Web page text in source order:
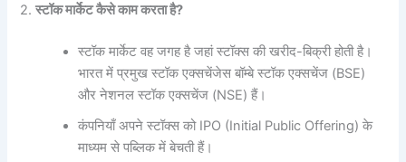
2.स्टॉक मार्केट कैसे काम करता है?
स्टॉक मार्केट वह जगह है जहां स्टॉक्स की खरीद-बिक्री होती है।
भारत में प्रमुख स्टॉक एक्सचेंजेस बॉम्बे स्टॉक एक्सचेंज (BSE)
और नेशनल स्टॉक एक्सचेंज (NSE) हैं।
कंपनियाँ अपने स्टॉक्स को IPO (Initial Public Offering) के
माध्यम से पब्लिक में बेचती हैं।